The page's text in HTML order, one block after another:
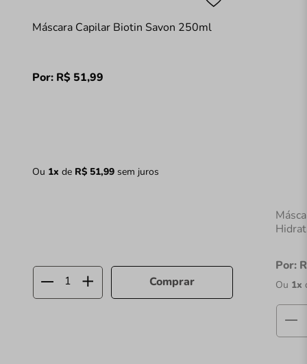
Máscara Capilar Biotin Savon 250ml
Por: R$ 51,99
Ou 1x de R$ 51,99sem juros
Comprar
Por:
Ou 1x